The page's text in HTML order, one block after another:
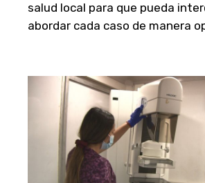
salud local para que pueda
abordar cada caso de manera